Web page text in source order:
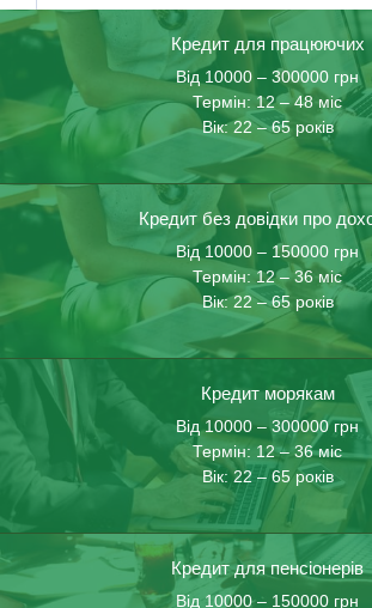
Кредит для працюючих
Від 10000 – 300000 грн
Термін: 12 – 48 міс
Вік: 22 – 65 років
Кредит без довідки про
Від 10000 – 150000 грн
Термін: 12 – 36 міс
Вік: 22 – 65 років
Кредит морякам
Від 10000 – 300000 грн
Термін: 12 – 36 міс
Вік: 22 – 65 років
Кредит для пенсіонерів
Від 10000 – 150000 грн